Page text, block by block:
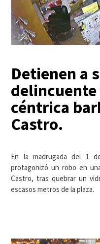
Detienen a
céntrica
Castro.
En la madrugada del 1
protagonizó un robo en
Castro, tras quebrar un
escasos metros de la plaza.